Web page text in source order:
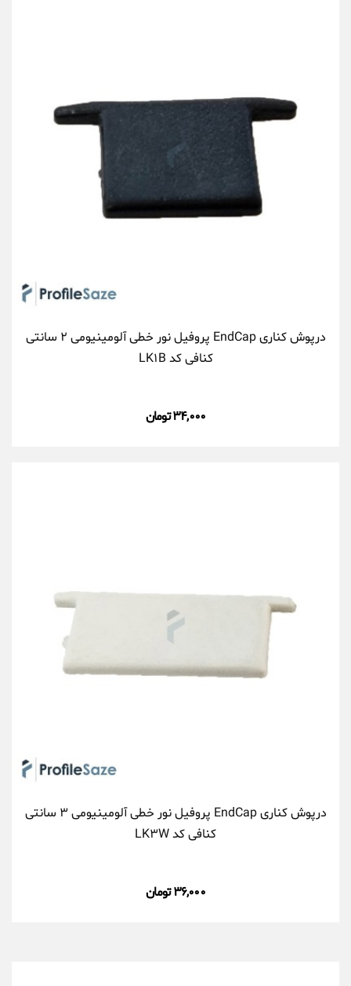
درپوش کناری EndCap پروفیل نور خطی آلومینیومی ۲ سانتی
کنافی کد LK۱B
۳۴,۰۰۰ تومان
درپوش کناری EndCap پروفیل نور خطی آلومینیومی ۳ سانتی
کنافی کد LK۳W
۳۶,۰۰۰ تومان